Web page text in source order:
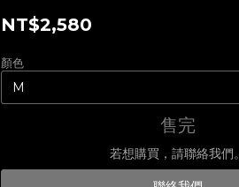
NT$2,580
顏色
售完
若想購買，請聯絡我們。